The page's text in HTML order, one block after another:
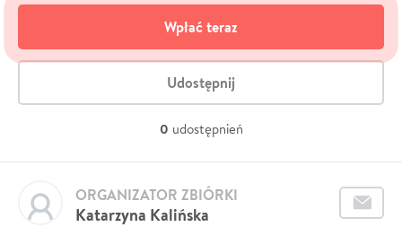
Wpłać teraz
Udostępnij
0 udostępnień
Katarzyna Kalińska
ORGANIZATOR ZBIÓRKI